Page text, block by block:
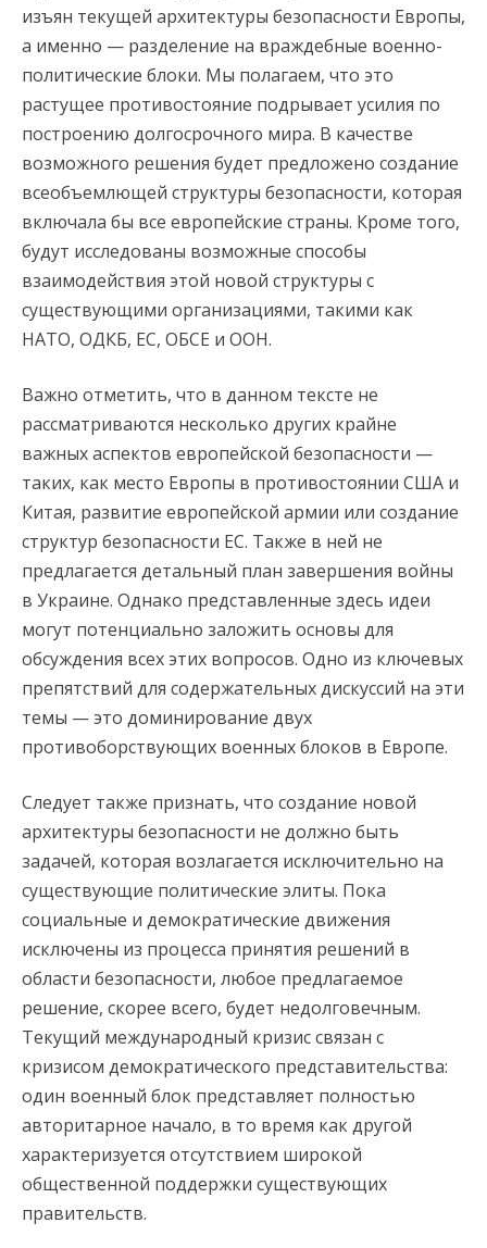
изъян текущей архитектуры безопасности Европы,
а именно — разделение на враждебные военно-
политические блоки. Мы полагаем, что это
растущее противостояние подрывает усилия по
построению долгосрочного мира. В качестве
возможного решения будет предложено создание
всеобъемлющей структуры безопасности, которая
включала бы все европейские страны. Кроме того,
будут исследованы возможные способы
взаимодействия этой новой структуры с
существующими организациями, такими как
НАТО, ОДКБ, ЕС, ОБСЕ и ООН.
Важно отметить, что в данном тексте не
рассматриваются несколько других крайне
важных аспектов европейской безопасности —
таких, как место Европы в противостоянии США и
Китая, развитие европейской армии или создание
структур безопасности ЕС. Также в ней не
предлагается детальный план завершения войны
в Украине. Однако представленные здесь идеи
могут потенциально заложить основы для
обсуждения всех этих вопросов. Одно из ключевых
препятствий для содержательных дискуссий на эти
темы — это доминирование двух
противоборствующих военных блоков в Европе.
Следует также признать, что создание новой
архитектуры безопасности не должно быть
задачей, которая возлагается исключительно на
существующие политические элиты. Пока
социальные и демократические движения
исключены из процесса принятия решений в
области безопасности, любое предлагаемое
решение, скорее всего, будет недолговечным.
Текущий международный кризис связан с
кризисом демократического представительства:
один военный блок представляет полностью
авторитарное начало, в то время как другой
характеризуется отсутствием широкой
общественной поддержки существующих
правительств.